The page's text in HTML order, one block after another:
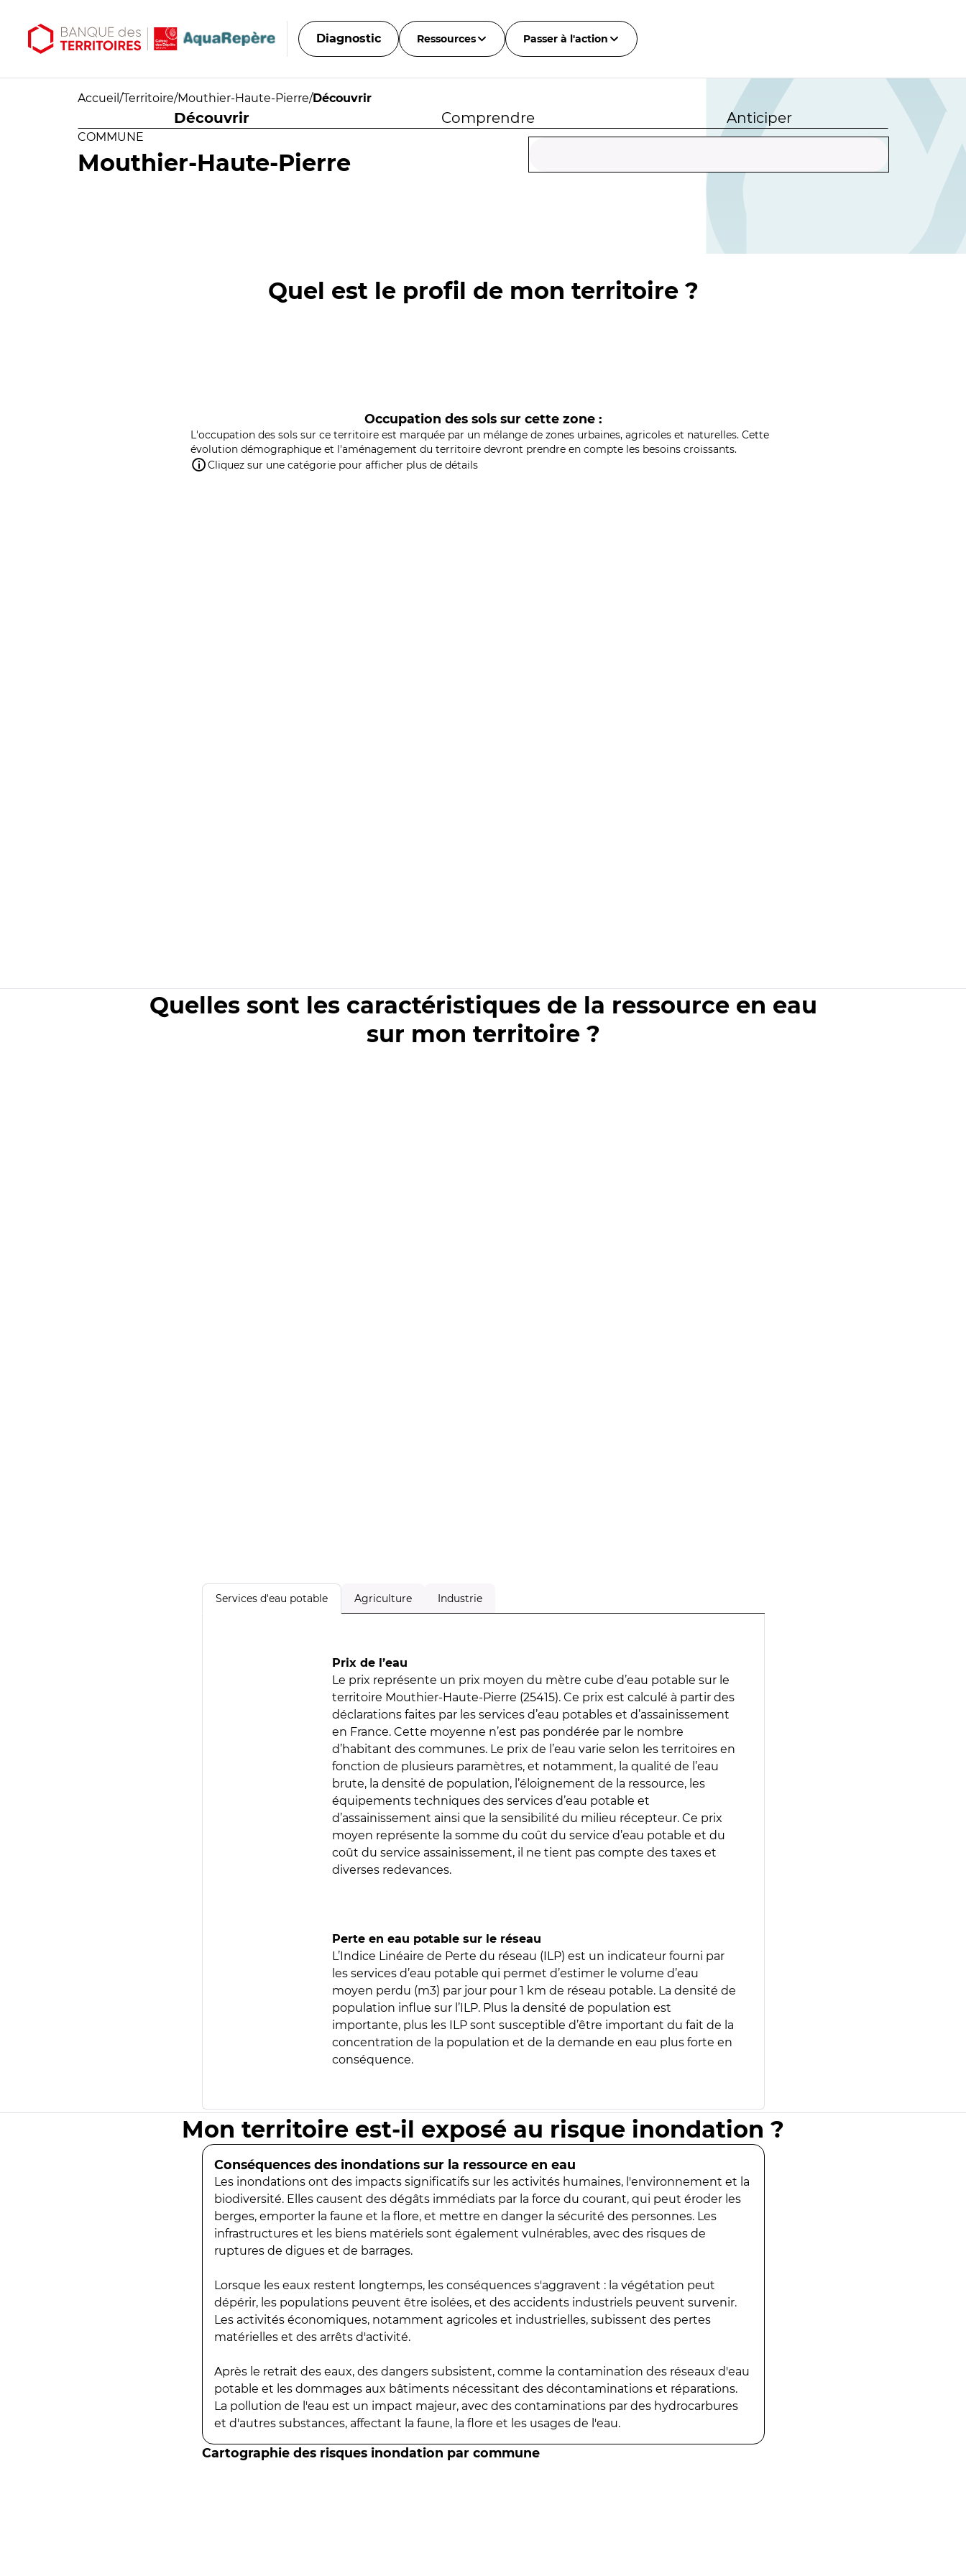
Diagnostic Ressources Passer à l'action
Accueil /Territoire/Mouthier-Haute-Pierre/Découvrir
Découvrir Comprendre Anticiper
COMMUNE
Mouthier-Haute-Pierre
Quel est le profil de mon territoire ?
Occupation des sols sur cette zone :
L'occupation des sols sur ce territoire est marquée par un mélange de zones urbaines, agricoles et naturelles. Cette
évolution démographique et l'aménagement du territoire devront prendre en compte les besoins croissants.
Cliquez sur une catégorie pour afficher plus de détails
Quelles sont les caractéristiques de la ressource en eau
sur mon territoire ?
Services d'eau potable Agriculture Industrie
Prix de l’eau
Le prix représente un prix moyen du mètre cube d’eau potable sur le
territoire Mouthier-Haute-Pierre (25415). Ce prix est calculé à partir des
déclarations faites par les services d’eau potables et d’assainissement
en France. Cette moyenne n’est pas pondérée par le nombre
d’habitant des communes. Le prix de l’eau varie selon les territoires en
fonction de plusieurs paramètres, et notamment, la qualité de l’eau
brute, la densité de population, l’éloignement de la ressource, les
équipements techniques des services d’eau potable et
d’assainissement ainsi que la sensibilité du milieu récepteur. Ce prix
moyen représente la somme du coût du service d’eau potable et du
coût du service assainissement, il ne tient pas compte des taxes et
diverses redevances.
Perte en eau potable sur le réseau
L’Indice Linéaire de Perte du réseau (ILP) est un indicateur fourni par
les services d’eau potable qui permet d’estimer le volume d’eau
moyen perdu (m3) par jour pour 1 km de réseau potable. La densité de
population influe sur l’ILP. Plus la densité de population est
importante, plus les ILP sont susceptible d’être important du fait de la
concentration de la population et de la demande en eau plus forte en
conséquence.
Mon territoire est-il exposé au risque inondation ?
Conséquences des inondations sur la ressource en eau
Les inondations ont des impacts significatifs sur les activités humaines, l'environnement et la
biodiversité. Elles causent des dégâts immédiats par la force du courant, qui peut éroder les
berges, emporter la faune et la flore, et mettre en danger la sécurité des personnes. Les
infrastructures et les biens matériels sont également vulnérables, avec des risques de
ruptures de digues et de barrages.
Lorsque les eaux restent longtemps, les conséquences s'aggravent : la végétation peut
dépérir, les populations peuvent être isolées, et des accidents industriels peuvent survenir.
Les activités économiques, notamment agricoles et industrielles, subissent des pertes
matérielles et des arrêts d'activité.
Après le retrait des eaux, des dangers subsistent, comme la contamination des réseaux d'eau
potable et les dommages aux bâtiments nécessitant des décontaminations et réparations.
La pollution de l'eau est un impact majeur, avec des contaminations par des hydrocarbures
et d'autres substances, affectant la faune, la flore et les usages de l'eau.
Cartographie des risques inondation par commune